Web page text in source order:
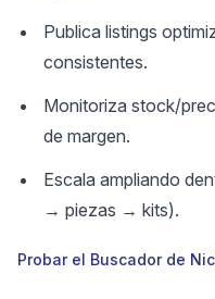
Publica listings
consistentes.
Monitoriza stock/
de margen.
Escala ampliando
→ piezas → kits).
Probar el Buscador de